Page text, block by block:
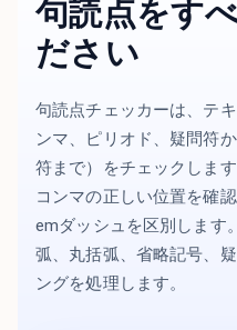
句読点をす
ださい
句読点チェッカーは、テ
ンマ、ピリオド、疑問符
符まで）をチェックしま
コンマの正しい位置を確
emダッシュを区別します
弧、丸括弧、省略記号、
ングを処理します。